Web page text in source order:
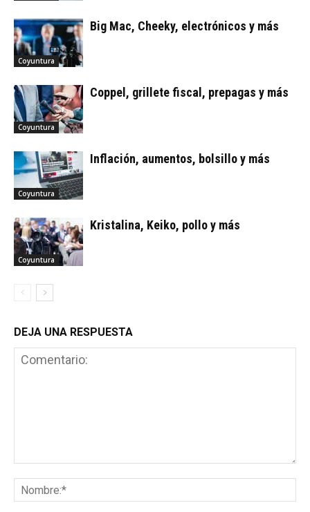
Coyuntura
Big Mac, Cheeky, electrónicos y más
Coyuntura
Coppel, grillete fiscal, prepagas y más
Coyuntura
Inflación, aumentos, bolsillo y más
Coyuntura
Kristalina, Keiko, pollo y más
DEJA UNA RESPUESTA